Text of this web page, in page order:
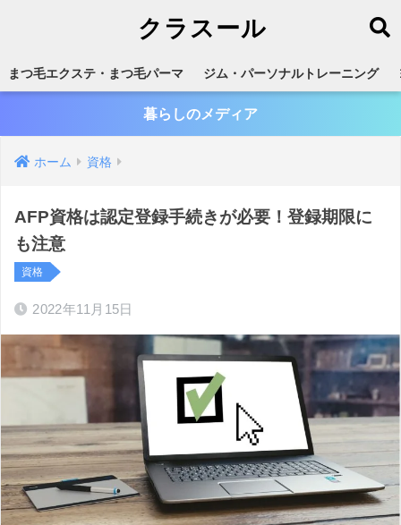
クラスール
まつ毛エクステ・まつ毛パーマ ジム・パーソナルトレーニング
暮らしのメディア
ホーム 資格
AFP資格は認定登録手続きが必要！登録期限に
も注意
資格
2022年11月15日